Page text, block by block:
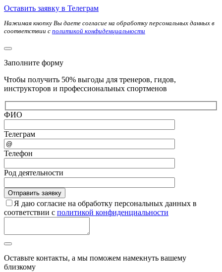
Оставить заявку в Телеграм
Нажимая кнопку Вы даете согласие на обработку персональных данных в
соответствии с политикой конфиденциальности
Заполните форму
Чтобы получить 50% выгоды для тренеров, гидов,
инструкторов и профессиональных спортменов
ФИО
Телеграм
Телефон
Род деятельности
Я даю согласие на обработку персональных данных в
соответствии с политикой конфиденциальности
Оставьте контакты, а мы поможем намекнуть вашему
близкому